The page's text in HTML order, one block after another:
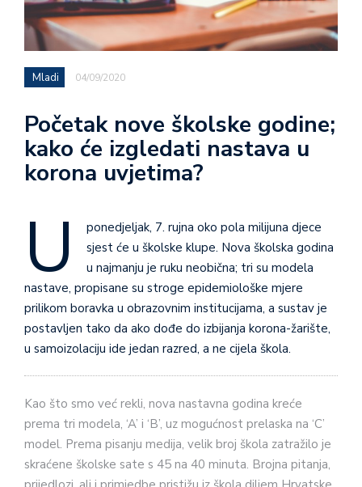
Mladi 04/09/2020
Početak nove školske godine;
kako će izgledati nastava u
korona uvjetima?
U
ponedjeljak, 7. rujna oko pola milijuna djece
sjest će u školske klupe. Nova školska godina
u najmanju je ruku neobična; tri su modela
nastave, propisane su stroge epidemiološke mjere
prilikom boravka u obrazovnim institucijama, a sustav je
postavljen tako da ako dođe do izbijanja korona-žarište,
u samoizolaciju ide jedan razred, a ne cijela škola.
Kao što smo već rekli, nova nastavna godina kreće
prema tri modela, ‘A’ i ‘B’, uz mogućnost prelaska na ‘C’
model. Prema pisanju medija, velik broj škola zatražilo je
skraćene školske sate s 45 na 40 minuta. Brojna pitanja,